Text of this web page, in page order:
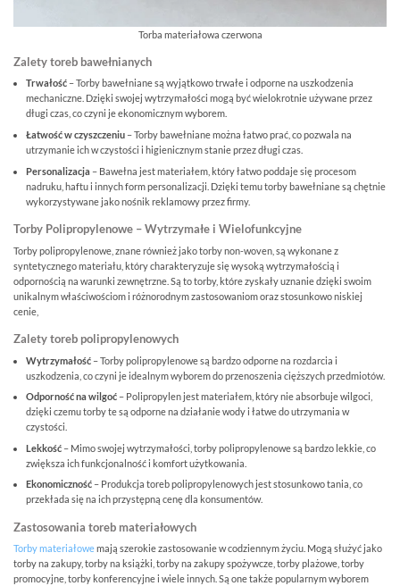
Torba materiałowa czerwona
Zalety toreb bawełnianych
Trwałość – Torby bawełniane są wyjątkowo trwałe i odporne na uszkodzenia
mechaniczne. Dzięki swojej wytrzymałości mogą być wielokrotnie używane przez
długi czas, co czyni je ekonomicznym wyborem.
Łatwośćwczyszczeniu – Torby bawełniane można łatwo prać, co pozwala na
utrzymanie ich w czystości i higienicznym stanie przez długi czas.
Personalizacja – Bawełna jest materiałem, który łatwo poddaje się procesom
nadruku, haftu i innych form personalizacji. Dzięki temu torby bawełniane są chętnie
wykorzystywane jako nośnik reklamowy przez firmy.
Torby Polipropylenowe – Wytrzymałe i Wielofunkcyjne
Torby polipropylenowe, znane również jako torby non-woven, są wykonane z
syntetycznego materiału, który charakteryzuje się wysoką wytrzymałością i
odpornością na warunki zewnętrzne. Są to torby, które zyskały uznanie dzięki swoim
unikalnym właściwościom i różnorodnym zastosowaniom oraz stosunkowo niskiej
cenie,
Zalety toreb polipropylenowych
Wytrzymałość – Torby polipropylenowe są bardzo odporne na rozdarcia i
uszkodzenia, co czyni je idealnym wyborem do przenoszenia cięższych przedmiotów.
Odpornośćnawilgoć – Polipropylen jest materiałem, który nie absorbuje wilgoci,
dzięki czemu torby te są odporne na działanie wody i łatwe do utrzymania w
czystości.
Lekkość – Mimo swojej wytrzymałości, torby polipropylenowe są bardzo lekkie, co
zwiększa ich funkcjonalność i komfort użytkowania.
Ekonomiczność – Produkcja toreb polipropylenowych jest stosunkowo tania, co
przekłada się na ich przystępną cenę dla konsumentów.
Zastosowania toreb materiałowych
Torby materiałowemają szerokie zastosowanie w codziennym życiu. Mogą służyć jako
torby na zakupy, torby na książki, torby na zakupy spożywcze, torby plażowe, torby
promocyjne, torby konferencyjne i wiele innych. Są one także popularnym wyborem